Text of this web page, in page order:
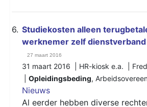
6. Studiekosten alleen
werknemer zelf
27 maart 2016
31 maart 2016 | HR-kiosk e.a. |
Opleidingsbeding,
Nieuws
Al eerder hebben diverse